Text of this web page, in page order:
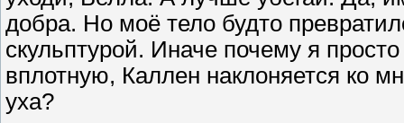
добра. Но моё тело будто
скульптурой. Иначе почему я
вплотную, Каллен наклоняется ко
уха?